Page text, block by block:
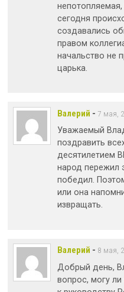
сегодня
создавались
правом
начальство не
царька.
Валерий - 7 мая,
Уважаемый
поздравить
десятилетием
народ пережил
победил.
или она
извращать.
Валерий - 8 мая,
Добрый день,
вопрос, могу